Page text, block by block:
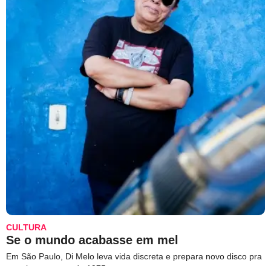
CULTURA
Se o mundo acabasse em mel
Em São Paulo, Di Melo leva vida discreta e prepara novo disco pra